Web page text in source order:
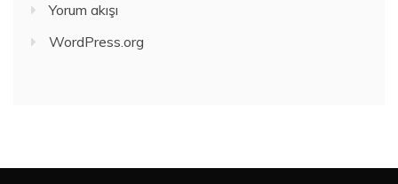
Yorum akışı
WordPress.org